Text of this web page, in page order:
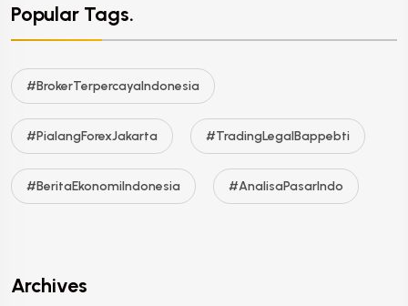
Popular Tags.
#BrokerTerpercayaIndonesia
#PialangForexJakarta #TradingLegalBappebti
#BeritaEkonomiIndonesia #AnalisaPasarIndo
Archives